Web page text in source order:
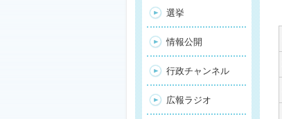
選挙
情報公開
行政チャンネル
広報ラジオ